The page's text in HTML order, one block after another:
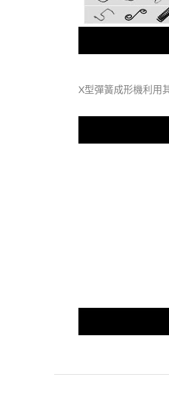
X型彈簧成形機利用